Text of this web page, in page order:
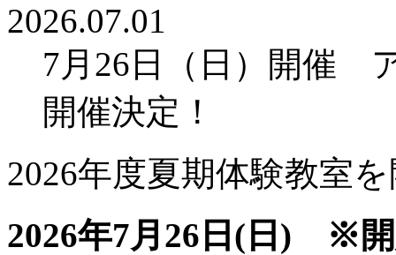
2026.07.01
7月26日（日）開催
開催決定！
2026年度夏期体験教室
2026年7月26日(日) ※